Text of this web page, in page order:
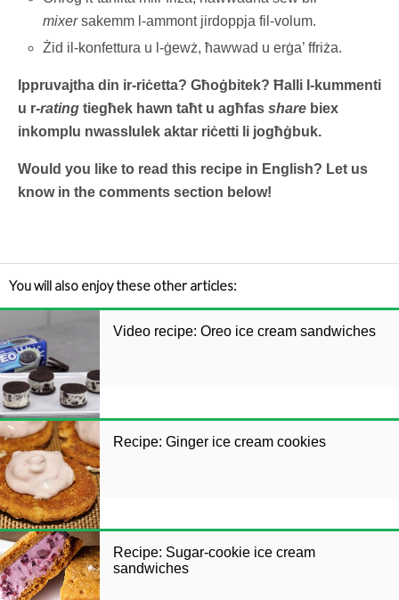
mixersakemm l-ammont jirdoppja fil-volum.
Żid il-konfettura u l-ġewż, ħawwad u erġa’ ffriża.
Ippruvajtha din ir-riċetta? Għoġbitek? Ħalli l-kummenti
u r-rating tiegħek hawn taħt u agħfas share biex
inkomplu nwasslulek aktar riċetti li jogħġbuk.
Would you like to read this recipe in English? Let us
know in the comments section below!
You will also enjoy these other articles:
Video recipe: Oreo ice cream sandwiches
Recipe: Ginger ice cream cookies
Recipe: Sugar-cookie ice cream
sandwiches